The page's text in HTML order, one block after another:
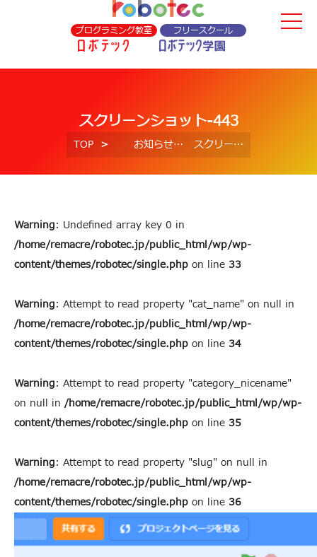
プログラミング教室 フリースクール
スクリーンショット-443
TOP お知らせ スクリーンショット-443
Warning: Undefined array key 0 in
/home/remacre/robotec.jp/public_html/wp/wp-
content/themes/robotec/single.php on line 33
Warning: Attempt to read property "cat_name" on null in
/home/remacre/robotec.jp/public_html/wp/wp-
content/themes/robotec/single.php on line 34
Warning: Attempt to read property "category_nicename"
on null in /home/remacre/robotec.jp/public_html/wp/wp-
content/themes/robotec/single.php on line 35
Warning: Attempt to read property "slug" on null in
/home/remacre/robotec.jp/public_html/wp/wp-
content/themes/robotec/single.php on line 36